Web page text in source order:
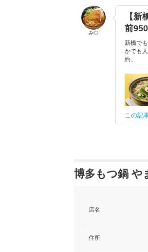
み◎
【
前
新橋で
かでも
約...
この記
博多もつ鍋 や
店名
住所